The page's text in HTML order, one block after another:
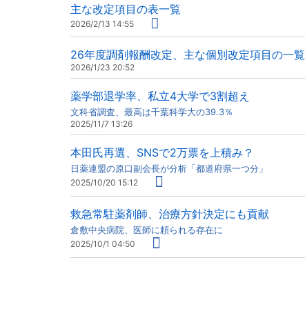
主な改定項目の表一覧
2026/2/13 14:55
26年度調剤報酬改定、主な個別改定項目の一覧
2026/1/23 20:52
薬学部退学率、私立4大学で3割超え
文科省調査、最高は千葉科学大の39.3％
2025/11/7 13:26
本田氏再選、SNSで2万票を上積み？
日薬連盟の原口副会長が分析「都道府県一つ分」
2025/10/20 15:12
救急常駐薬剤師、治療方針決定にも貢献
倉敷中央病院、医師に頼られる存在に
2025/10/1 04:50